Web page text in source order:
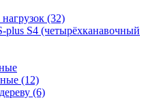
(32)
plus S4 (четырёхканавочный
(12)
(6)